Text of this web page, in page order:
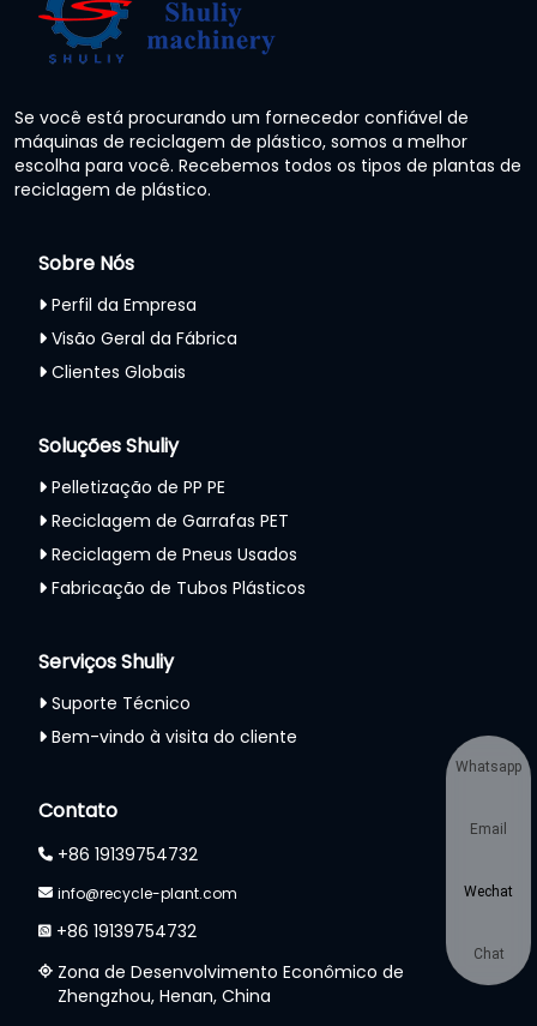
Se você está procurando um fornecedor confiável de
máquinas de reciclagem de plástico, somos a melhor
escolha para você. Recebemos todos os tipos de plantas de
reciclagem de plástico.
Sobre Nós
Perfil da Empresa
Visão Geral da Fábrica
Clientes Globais
Soluções Shuliy
Pelletização de PP PE
Reciclagem de Garrafas PET
Reciclagem de Pneus Usados
Fabricação de Tubos Plásticos
Serviços Shuliy
Suporte Técnico
Bem-vindo à visita do cliente
Contato
+86 19139754732
info@recycle-plant.com
+86 19139754732
Zona de Desenvolvimento Econômico de
Zhengzhou, Henan, China
Whatsapp
Email
Wechat
Chat